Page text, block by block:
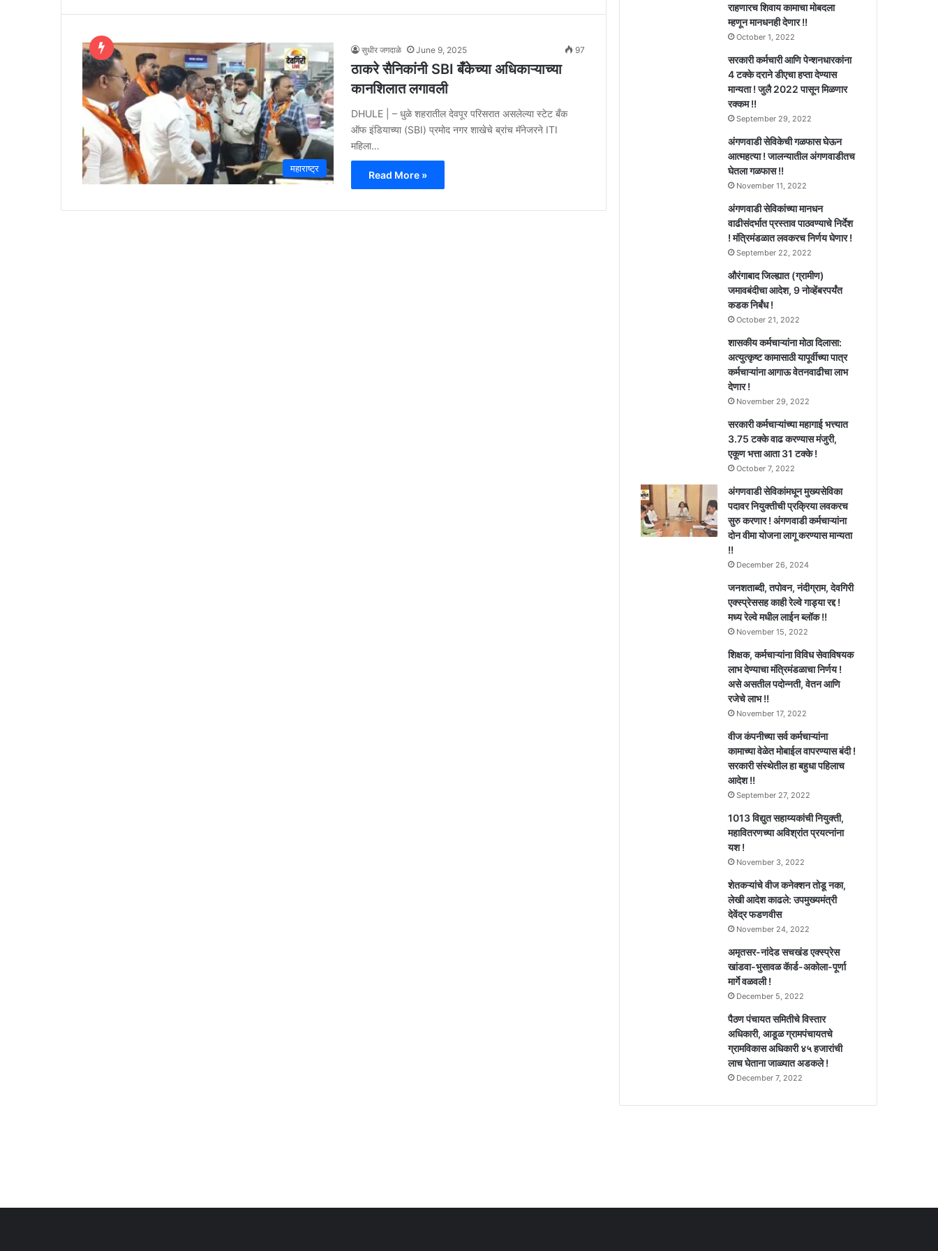
महाराष्ट्र
सुधीर जगदाळे June 9, 2025 97
ठाकरे सैनिकांनी SBI बँकेच्या अधिकाऱ्याच्या
कानशिलात लगावली
DHULE | – धुळे शहरातील देवपूर परिसरात असलेल्या स्टेट बँक
ऑफ इंडियाच्या (SBI) प्रमोद नगर शाखेचे ब्रांच मॅनेजरने ITI
महिला…
Read More »
राहणारच शिवाय कामाचा मोबदला
म्हणून मानधनही देणार !!
October 1, 2022
सरकारी कर्मचारी आणि पेन्शनधारकांना
4 टक्के दराने डीएचा हप्ता देण्यास
मान्यता ! जुलै 2022 पासून मिळणार
रक्कम !!
September 29, 2022
अंगणवाडी सेविकेची गळफास घेऊन
आत्महत्या ! जालन्यातील अंगणवाडीतच
घेतला गळफास !!
November 11, 2022
अंगणवाडी सेविकांच्या मानधन
वाढीसंदर्भात प्रस्ताव पाठवण्याचे निर्देश
! मंत्रिमंडळात लवकरच निर्णय घेणार !
September 22, 2022
औरंगाबाद जिल्ह्यात (ग्रामीण)
जमावबंदीचा आदेश, 9 नोव्हेंबरपर्यंत
कडक निर्बंध !
October 21, 2022
शासकीय कर्मचाऱ्यांना मोठा दिलासा:
अत्युत्कृष्ट कामासाठी यापूर्वीच्या पात्र
कर्मचाऱ्यांना आगाऊ वेतनवाढीचा लाभ
देणार !
November 29, 2022
सरकारी कर्मचाऱ्यांच्या महागाई भत्त्यात
3.75 टक्के वाढ करण्यास मंजुरी,
एकूण भत्ता आता 31 टक्के !
October 7, 2022
अंगणवाडी सेविकांमधून मुख्यसेविका
पदावर नियुक्तीची प्रक्रिया लवकरच
सुरु करणार ! अंगणवाडी कर्मचाऱ्यांना
दोन वीमा योजना लागू करण्यास मान्यता
!!
December 26, 2024
जनशताब्दी, तपोवन, नंदीग्राम, देवगिरी
एक्स्प्रेससह काही रेल्वे गाड्या रद्द !
मध्य रेल्वे मधील लाईन ब्लॉक !!
November 15, 2022
शिक्षक, कर्मचाऱ्यांना विविध सेवाविषयक
लाभ देण्याचा मंत्रिमंडळाचा निर्णय !
असे असतील पदोन्नती, वेतन आणि
रजेचे लाभ !!
November 17, 2022
वीज कंपनीच्या सर्व कर्मचाऱ्यांना
कामाच्या वेळेत मोबाईल वापरण्यास बंदी !
सरकारी संस्थेतील हा बहुधा पहिलाच
आदेश !!
September 27, 2022
1013 विद्युत सहाय्यकांची नियुक्ती,
महावितरणच्या अविश्रांत प्रयत्नांना
यश !
November 3, 2022
शेतकऱ्यांचे वीज कनेक्शन तोडू नका,
लेखी आदेश काढले: उपमुख्यमंत्री
देवेंद्र फडणवीस
November 24, 2022
अमृतसर-नांदेड सचखंड एक्स्प्रेस
खांडवा-भुसावळ कॅार्ड-अकोला-पूर्णा
मार्गे वळवली !
December 5, 2022
पैठण पंचायत समितीचे विस्तार
अधिकारी, आडूळ ग्रामपंचायतचे
ग्रामविकास अधिकारी ४५ हजारांची
लाच घेताना जाळ्यात अडकले !
December 7, 2022